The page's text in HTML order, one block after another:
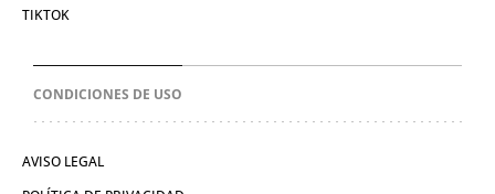
TIKTOK
CONDICIONES DE USO
AVISO LEGAL